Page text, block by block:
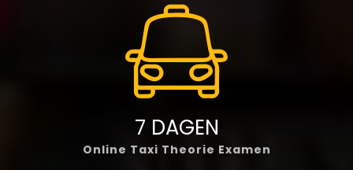
7 DAGEN
Online Taxi Theorie Examen